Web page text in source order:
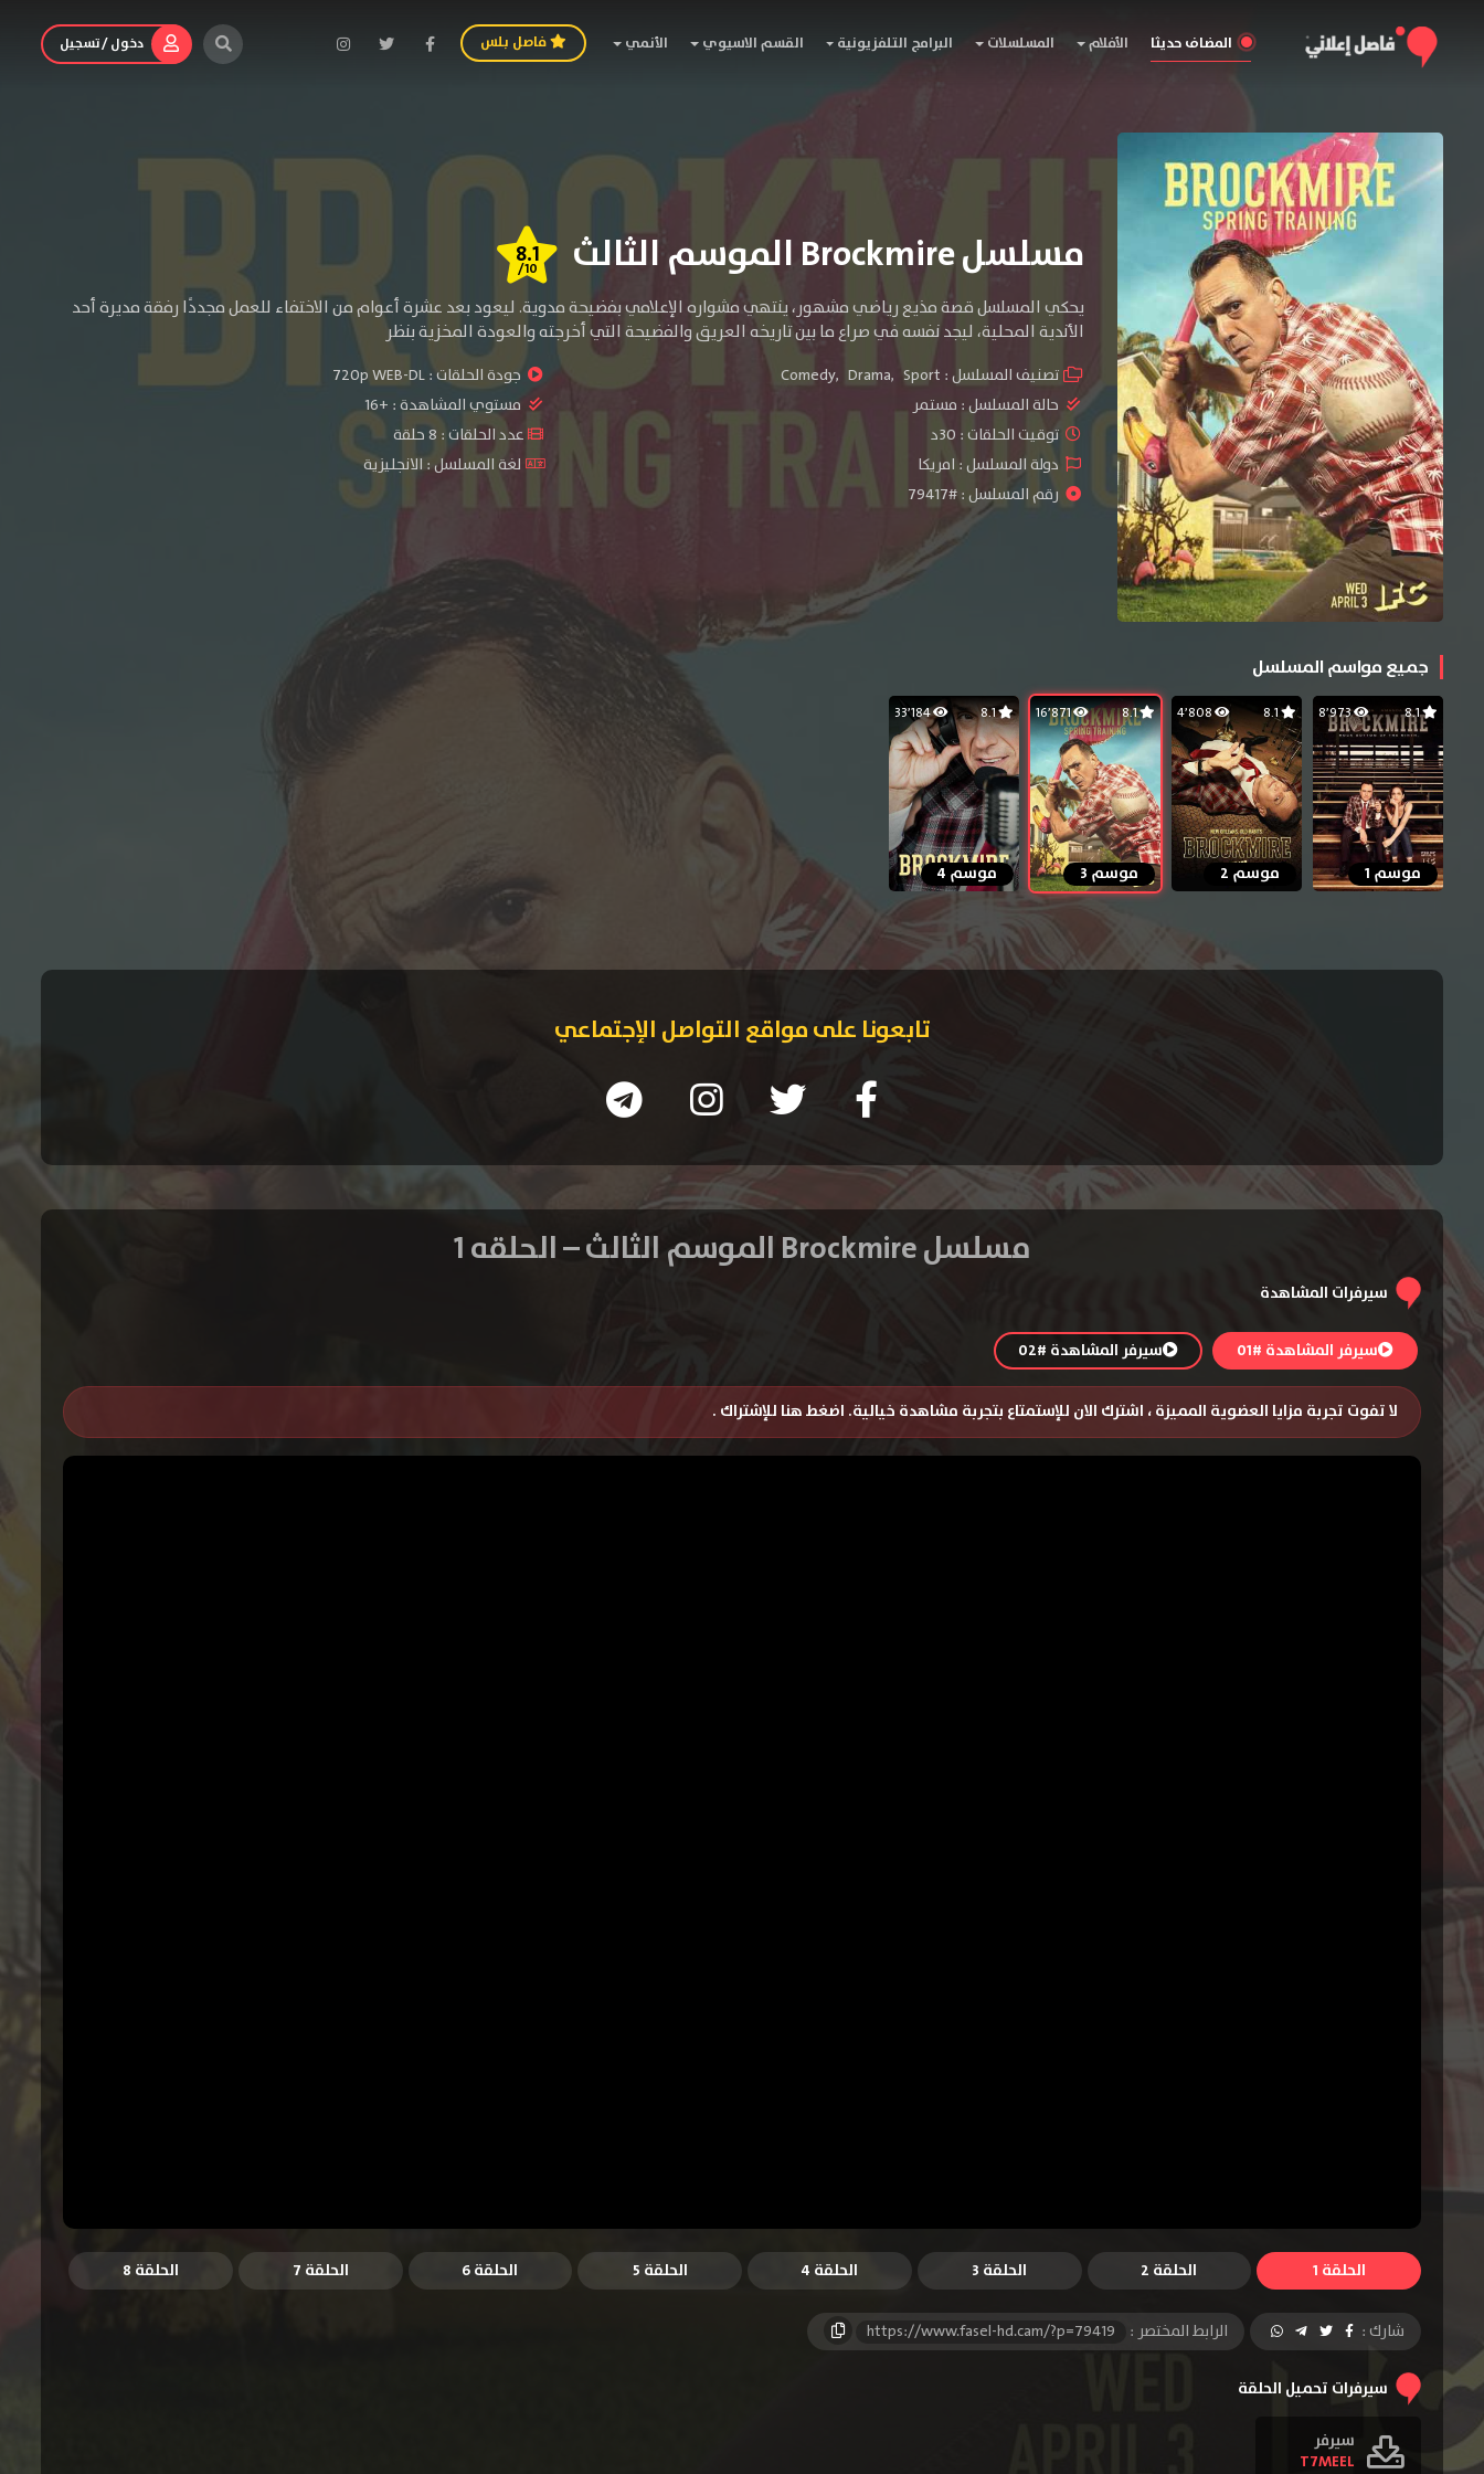
المضاف حديثا الأفلام المسلسلات البرامج التلفزيونية القسم الاسيوي الأنمي فاصل بلس دخول / تسجيل
مسلسل Brockmire الموسم الثالث 8.1
/10
يحكي المسلسل قصة مذيع رياضي مشهور، ينتهي مشواره الإعلامي بفضيحة مدوية. ليعود بعد عشرة أعوام من الاختفاء للعمل مجددًا رفقة مديرة أحد
الأندية المحلية، ليجد نفسه في صراع ما بين تاريخه العريق والفضيحة التي أخرجته والعودة المخزية بنظر
تصنيف المسلسل : Comedy, Drama, Sport جودة الحلقات :720p WEB-DL
حالة المسلسل : مستمر مستوي المشاهدة : +16
توقيت الحلقات : 30د
عدد الحلقات : 8 حلقة
دولة المسلسل : امريكا
لغة المسلسل : الانجليزية
رقم المسلسل : #79417
جميع مواسم المسلسل
8.1 8٬973
موسم 1
8.1 4٬808
موسم 2
8.1 16٬871
موسم 3
8.1 33٬184
موسم 4
تابعونا على مواقع التواصل الإجتماعي
مسلسل Brockmire الموسم الثالث – الحلقه 1
سيرفرات المشاهدة
سيرفر المشاهدة #01 سيرفر المشاهدة #02
لا تفوت تجربة مزايا العضوية المميزة ، اشترك الان للإستمتاع بتجربة مشاهدة خيالية. اضغط هنا للإشتراك .
الحلقة 1 الحلقة 2 الحلقة 3 الحلقة 4 الحلقة 5 الحلقة 6 الحلقة 7 الحلقة 8
شارك : الرابط المختصر : https://www.fasel-hd.cam/?p=79419
سيرفرات تحميل الحلقة
سيرفر
T7MEEL